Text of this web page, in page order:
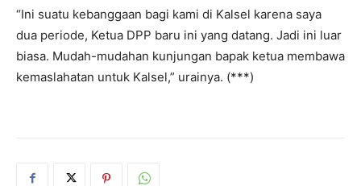
“Ini suatu kebanggaan bagi kami di Kalsel karena saya
dua periode, Ketua DPP baru ini yang datang. Jadi ini luar
biasa. Mudah-mudahan kunjungan bapak ketua membawa
kemaslahatan untuk Kalsel,” urainya. (***)